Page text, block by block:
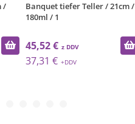
/
Banquet tiefer Teller / 21cm /
180ml / 1
45,52 €
37,31 €